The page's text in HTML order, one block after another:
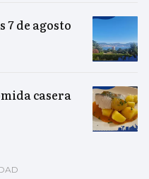
7 de agosto
casera